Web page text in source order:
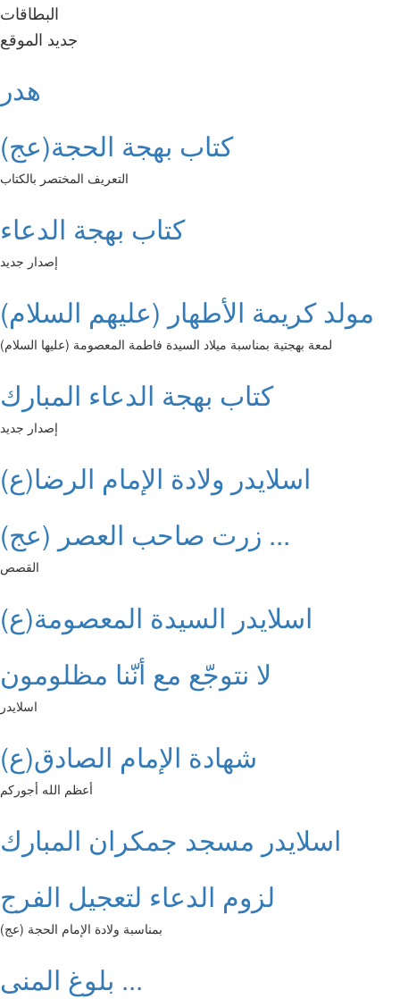
البطاقات
جديد الموقع
هدر
كتاب بهجة الحجة(عج)
التعريف المختصر بالكتاب
كتاب بهجة الدعاء
إصدار جديد
مولد كريمة الأطهار (عليهم السلام)
لمعة بهجتية بمناسبة ميلاد السيدة فاطمة المعصومة (عليها السلام)
كتاب بهجة الدعاء المبارك
إصدار جديد
اسلايدر ولادة الإمام الرضا(ع)
زرت صاحب العصر (عج) ...
القصص
اسلايدر السيدة المعصومة(ع)
لا نتوجّع مع أنّنا مظلومون
اسلايدر
شهادة الإمام الصادق(ع)
أعظم الله أجوركم
اسلايدر مسجد جمكران المبارك
لزوم الدعاء لتعجيل الفرج
بمناسبة ولادة الإمام الحجة (عج)
بلوغ المنى ...